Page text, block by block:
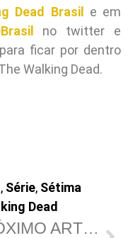
Dead Brasil
e em
no twitter e
ficar por dentro
Walking Dead.
, Série, Sétima
Dead
PRÓXIMO ARTIGO